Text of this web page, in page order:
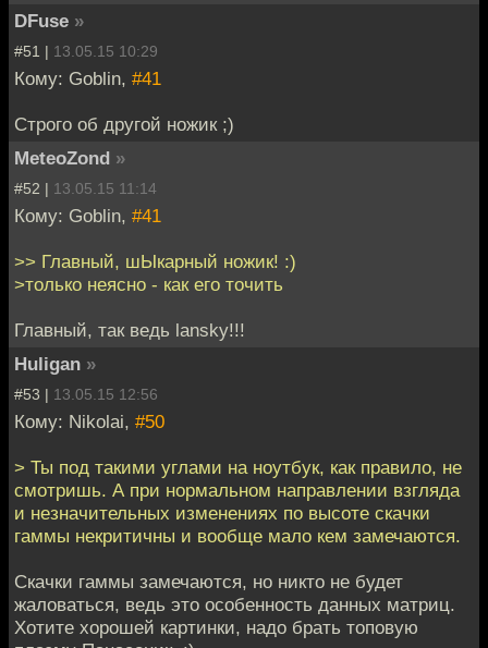
DFuse »
#51 | 13.05.15 10:29
Кому: Goblin, #41
Строго об другой ножик ;)
MeteoZond »
#52 | 13.05.15 11:14
Кому: Goblin, #41
>> Главный, шЫкарный ножик! :)
>только неясно - как его точить
Главный, так ведь lansky!!!
Huligan »
#53 | 13.05.15 12:56
Кому: Nikolai, #50
> Ты под такими углами на ноутбук, как правило, не
смотришь. А при нормальном направлении взгляда
и незначительных изменениях по высоте скачки
гаммы некритичны и вообще мало кем замечаются.
Скачки гаммы замечаются, но никто не будет
жаловаться, ведь это особенность данных матриц.
Хотите хорошей картинки, надо брать топовую